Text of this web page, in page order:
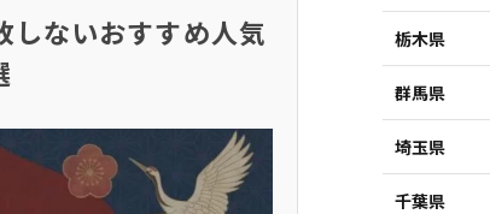
しないおすすめ人気
栃木県
群馬県
埼玉県
千葉県